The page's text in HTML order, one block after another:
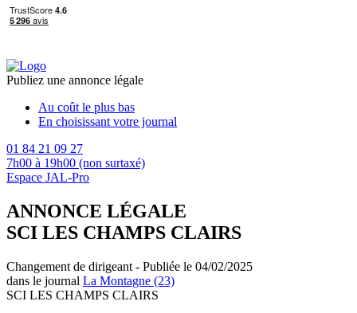
Publiez une annonce légale
Au coût le plus bas
En choisissant votre journal
01 84 21 09 27
7h00 à 19h00 (non surtaxé)
Espace JAL-Pro
ANNONCE LÉGALE
SCI LES CHAMPS CLAIRS
Changement de dirigeant - Publiée le 04/02/2025
dans le journal La Montagne (23)
SCI LES CHAMPS CLAIRS